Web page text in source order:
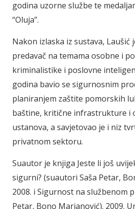
godina uzorne službe te
“Oluja”.
Nakon izlaska iz sustava, Laušić
predavač na temama osobne i
kriminalistike i poslovne
godina bavio se sigurnosnim
planiranjem zaštite pomorskih
baštine, kritične infrastrukture i
ustanova, a savjetovao je i niz
privatnom sektoru.
Suautor je knjiga Jeste li još
sigurni? (suautori Saša Petar,
2008. i Sigurnost na službenom
Petar, Bono Marjanović). 2009.